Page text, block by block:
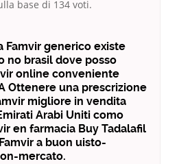
base di 134 voti.
Famvir generico existe
no brasil dove posso
online conveniente
Ottenere una prescrizione
migliore in vendita
Arabi Uniti como
en farmacia Buy Tadalafil
a buon uisto-
mercato.